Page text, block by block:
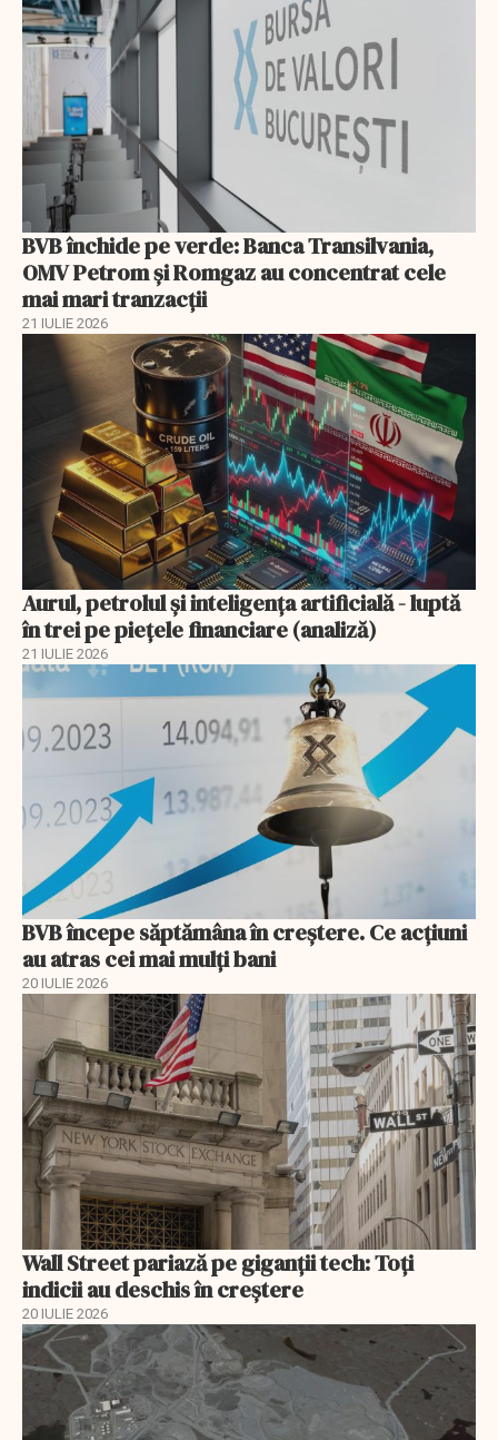
BVB închide pe verde: Banca Transilvania,
OMV Petrom și Romgaz au concentrat cele
mai mari tranzacții
21 IULIE 2026
Aurul, petrolul şi inteligenţa artificială - luptă
în trei pe piețele financiare (analiză)
21 IULIE 2026
BVB începe săptămâna în creștere. Ce acțiuni
au atras cei mai mulți bani
20 IULIE 2026
Wall Street pariază pe giganții tech: Toți
indicii au deschis în creștere
20 IULIE 2026